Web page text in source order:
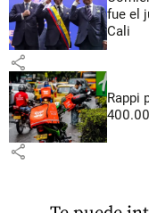
fue el
Cali
share
Rappi
share